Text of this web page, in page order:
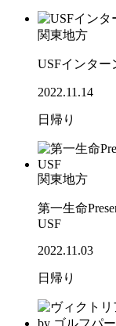
関東地方
USFインタ
2022.11.14
日帰り
関東地方
第一生命
USF
2022.11.03
日帰り